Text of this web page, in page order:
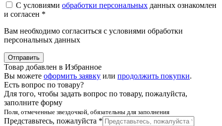
С условиями обработки персональных данных ознакомлен
и согласен *
Вам необходимо согласиться с условиями обработки
персональных данных
Отправить
Товар добавлен в Избранное
Вы можете оформить заявку или продолжить покупки.
Есть вопрос по товару?
Для того, чтобы задать вопрос по товару, пожалуйста,
заполните форму
Поля, отмеченные звездочкой, обязательны для заполнения
Представьтесь, пожалуйста *